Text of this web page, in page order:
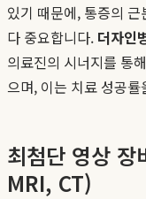
있기 때문에, 통증의
다 중요합니다. 더자인
의료진의 시너지를 통
으며, 이는 치료 성공
최첨단 영상 장
MRI, CT)